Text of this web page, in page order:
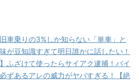
旧車乗りの3%しか知らない「単車」と
が豆知識すぎて明日誰かに話したい！
】ふざけて使ったらサイアク逮捕！バイ
ずあるアレの威力がヤバすぎる！【絶